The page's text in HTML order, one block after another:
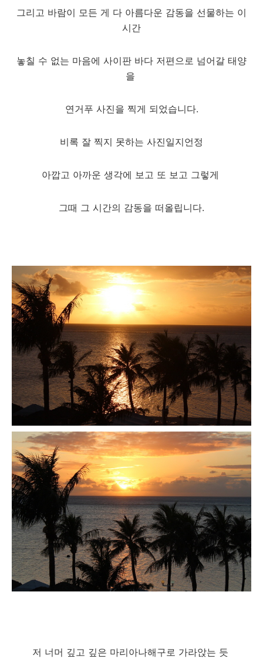
그리고 바람이 모든 게 다 아름다운 감동을 선물하는 이
시간
놓칠 수 없는 마음에 사이판 바다 저편으로 넘어갈 태양
을
연거푸 사진을 찍게 되었습니다.
비록 잘 찍지 못하는 사진일지언정
아깝고 아까운 생각에 보고 또 보고 그렇게
그때 그 시간의 감동을 떠올립니다.
저 너머 깊고 깊은 마리아나해구로 가라앉는 듯